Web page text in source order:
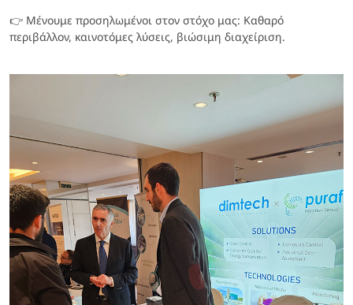
👉 Μένουμε προσηλωμένοι στον στόχο μας: Καθαρό
περιβάλλον, καινοτόμες λύσεις, βιώσιμη διαχείριση.